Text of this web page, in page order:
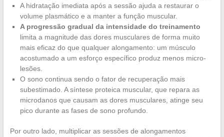
A hidratação imediata após a sessão ajuda a restaurar o
volume plasmático e a manter a função muscular.
A progressão gradual da intensidade do treinamento
limita a magnitude das dores musculares de forma muito
mais eficaz do que qualquer alongamento: um músculo
acostumado a um esforço específico produz menos micro-
lesões.
O sono continua sendo o fator de recuperação mais
subestimado. A síntese proteica muscular, que repara as
microdanos que causam as dores musculares, atinge seu
pico durante as fases de sono profundo.
Por outro lado, multiplicar as sessões de alongamentos